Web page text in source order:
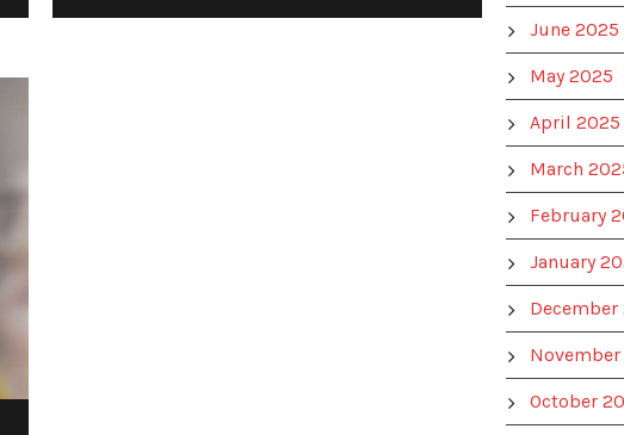
June 2025
May 2025
April 2025
March
February
January
December
October